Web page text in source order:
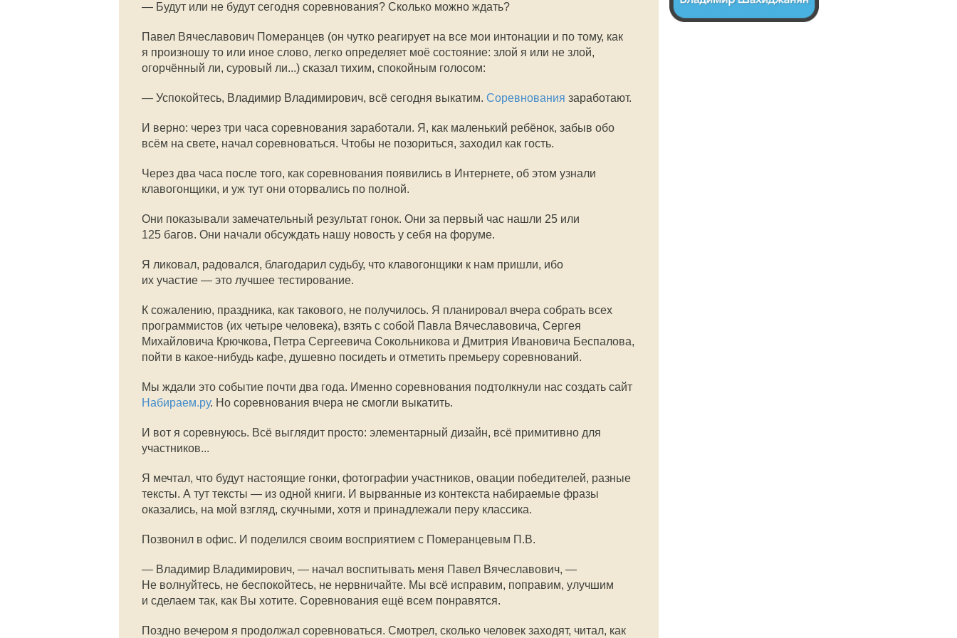
— Будут или не будут сегодня соревнования? Сколько можно ждать?
Павел Вячеславович Померанцев (он чутко реагирует на все мои интонации и по тому, как
я произношу то или иное слово, легко определяет моё состояние: злой я или не злой,
огорчённый ли, суровый ли...) сказал тихим, спокойным голосом:
— Успокойтесь, Владимир Владимирович, всё сегодня выкатим. Соревнования заработают.
И верно: через три часа соревнования заработали. Я, как маленький ребёнок, забыв обо
всём на свете, начал соревноваться. Чтобы не позориться, заходил как гость.
Через два часа после того, как соревнования появились в Интернете, об этом узнали
клавогонщики, и уж тут они оторвались по полной.
Они показывали замечательный результат гонок. Они за первый час нашли 25 или
125 багов. Они начали обсуждать нашу новость у себя на форуме.
Я ликовал, радовался, благодарил судьбу, что клавогонщики к нам пришли, ибо
их участие — это лучшее тестирование.
К сожалению, праздника, как такового, не получилось. Я планировал вчера собрать всех
программистов (их четыре человека), взять с собой Павла Вячеславовича, Сергея
Михайловича Крючкова, Петра Сергеевича Сокольникова и Дмитрия Ивановича Беспалова,
пойти в какое-нибудь кафе, душевно посидеть и отметить премьеру соревнований.
Мы ждали это событие почти два года. Именно соревнования подтолкнули нас создать сайт
Набираем.ру. Но соревнования вчера не смогли выкатить.
И вот я соревнуюсь. Всё выглядит просто: элементарный дизайн, всё примитивно для
участников...
Я мечтал, что будут настоящие гонки, фотографии участников, овации победителей, разные
тексты. А тут тексты — из одной книги. И вырванные из контекста набираемые фразы
оказались, на мой взгляд, скучными, хотя и принадлежали перу классика.
Позвонил в офис. И поделился своим восприятием с Померанцевым П.В.
— Владимир Владимирович, — начал воспитывать меня Павел Вячеславович, —
Не волнуйтесь, не беспокойтесь, не нервничайте. Мы всё исправим, поправим, улучшим
и сделаем так, как Вы хотите. Соревнования ещё всем понравятся.
Поздно вечером я продолжал соревноваться. Смотрел, сколько человек заходят, читал, как